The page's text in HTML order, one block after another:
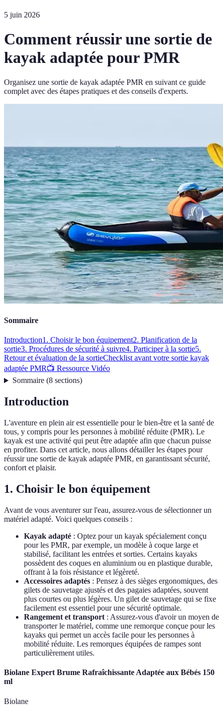
5 juin 2026
Comment réussir une sortie de
kayak adaptée pour PMR
Organisez une sortie de kayak adaptée PMR en suivant ce guide
complet avec des étapes pratiques et des conseils d'experts.
Sommaire
Introduction1. Choisir le bon équipement2. Planification de la
sortie3. Procédures de sécurité à suivre4. Participer à la sortie5.
Retour et évaluation de la sortieChecklist avant votre sortie kayak
adaptée PMR📺 Ressource Vidéo
Sommaire(8 sections)
Introduction
L'aventure en plein air est essentielle pour le bien-être et la santé de
tous, y compris pour les personnes à mobilité réduite (PMR). Le
kayak est une activité qui peut être adaptée afin que chacun puisse
en profiter. Dans cet article, nous allons détailler les étapes pour
réussir une sortie de kayak adaptée PMR, en garantissant sécurité,
confort et plaisir.
1. Choisir le bon équipement
Avant de vous aventurer sur l'eau, assurez-vous de sélectionner un
matériel adapté. Voici quelques conseils :
Kayak adapté : Optez pour un kayak spécialement conçu
pour les PMR, par exemple, un modèle à coque large et
stabilisé, facilitant les entrées et sorties. Certains kayaks
possèdent des coques en aluminium ou en plastique durable,
offrant à la fois résistance et légèreté.
Accessoires adaptés : Pensez à des sièges ergonomiques, des
gilets de sauvetage ajustés et des pagaies adaptées, souvent
plus courtes ou plus légères. Un gilet de sauvetage qui se fixe
facilement est essentiel pour une sécurité optimale.
Rangement et transport : Assurez-vous d'avoir un moyen de
transporter le matériel, comme une remorque conçue pour les
kayaks qui permet un accès facile pour les personnes à
mobilité réduite. Les remorques équipées de rampes sont
particulièrement utiles.
Biolane Expert Brume Rafraîchissante Adaptée aux Bébés 150
ml
Biolane